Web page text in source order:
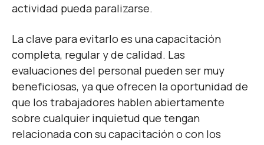
actividad pueda paralizarse.
La clave para evitarlo es una capacitación
completa, regular y de calidad. Las
evaluaciones del personal pueden ser muy
beneficiosas, ya que ofrecen la oportunidad de
que los trabajadores hablen abiertamente
sobre cualquier inquietud que tengan
relacionada con su capacitación o con los